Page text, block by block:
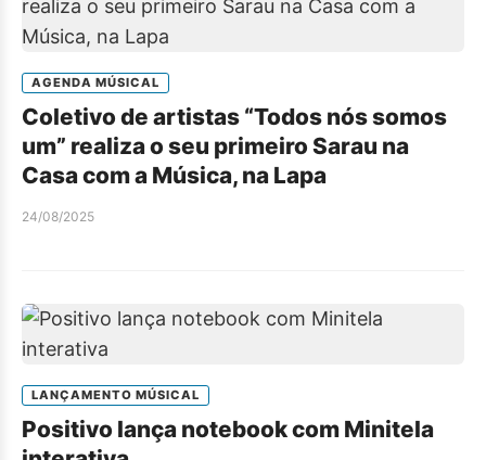
AGENDA MÚSICAL
Coletivo de artistas “Todos nós somos
um” realiza o seu primeiro Sarau na
Casa com a Música, na Lapa
24/08/2025
LANÇAMENTO MÚSICAL
Positivo lança notebook com Minitela